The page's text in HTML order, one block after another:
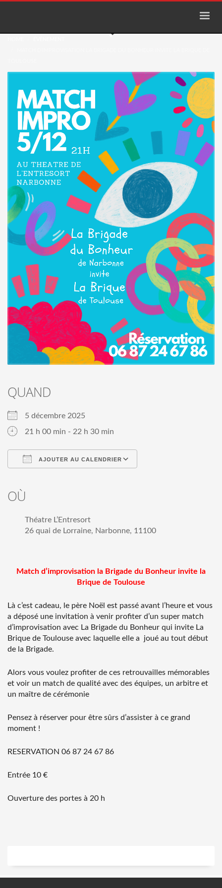
Match d’improvisation la Brigade du
Bonheur invite la Brique de Toulouse
QUAND
5 décembre 2025
21 h 00 min - 22 h 30 min
AJOUTER AU CALENDRIER
OÙ
Théatre L’Entresort
26 quai de Lorraine, Narbonne, 11100
Match d’improvisation la Brigade du Bonheur invite la
Brique de Toulouse
Là c’est cadeau, le père Noël est passé avant l’heure et vous
a déposé une invitation à venir profiter d’un super match
d’improvisation avec La Brigade du Bonheur qui invite La
Brique de Toulouse avec laquelle elle a joué au tout début
de la Brigade.
Alors vous voulez profiter de ces retrouvailles mémorables
et voir un match de qualité avec des équipes, un arbitre et
un maître de cérémonie
Pensez à réserver pour être sûrs d’assister à ce grand
moment !
RESERVATION 06 87 24 67 86
Entrée 10 €
Ouverture des portes à 20 h